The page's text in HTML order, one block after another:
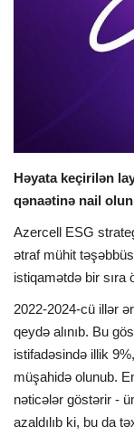
ANALİTİKA
Multimedia
Həyata keçirilən
qənaətinə nail
Azercell ESG
ətraf mühit
istiqamətdə bir sıra
2022-2024-cü illər
qeydə alınıb. Bu
istifadəsində illik
müşahidə olunub.
nəticələr göstərir -
azaldılıb ki, bu da